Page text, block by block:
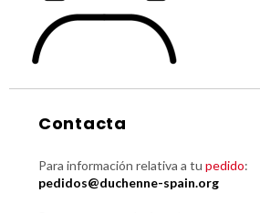
Contacta
Para información relativa a tu pedido:
pedidos@duchenne-spain.org